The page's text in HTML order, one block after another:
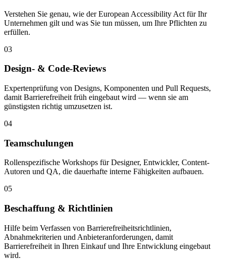
Verstehen Sie genau, wie der European Accessibility Act für Ihr
Unternehmen gilt und was Sie tun müssen, um Ihre Pflichten zu
erfüllen.
03
Design- & Code-Reviews
Expertenprüfung von Designs, Komponenten und Pull Requests,
damit Barrierefreiheit früh eingebaut wird — wenn sie am
günstigsten richtig umzusetzen ist.
04
Teamschulungen
Rollenspezifische Workshops für Designer, Entwickler, Content-
Autoren und QA, die dauerhafte interne Fähigkeiten aufbauen.
05
Beschaffung & Richtlinien
Hilfe beim Verfassen von Barrierefreiheitsrichtlinien,
Abnahmekriterien und Anbieteranforderungen, damit
Barrierefreiheit in Ihren Einkauf und Ihre Entwicklung eingebaut
wird.